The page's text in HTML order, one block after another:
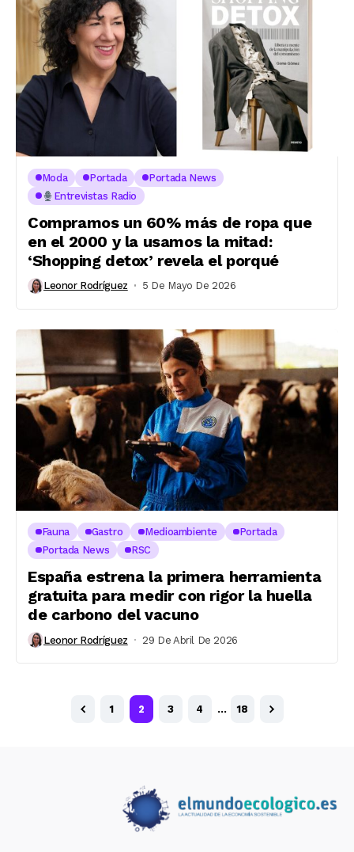
Moda Portada
Portada News
Entrevistas Radio
Compramos un 60% más de ropa que
en el 2000 y la usamos la mitad:
‘Shopping detox’ revela el porqué
Leonor Rodríguez 5 De Mayo De 2026
Fauna Gastro Medioambiente
Portada
Portada News
RSC
España estrena la primera herramienta
gratuita para medir con rigor la huella
de carbono del vacuno
Leonor Rodríguez 29 De Abril De 2026
1 2 3 4 … 18